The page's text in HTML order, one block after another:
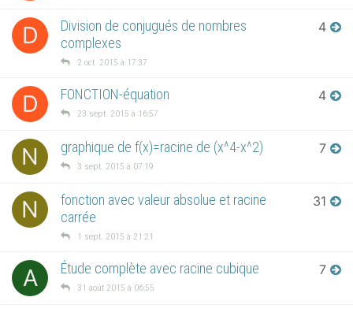
D
Division de conjugués de nombres
complexes
2 oct. 2015 à 17:37
4
D FONCTION-équation
23 sept. 2015 à 16:57
4
N graphique de f(x)=racine de (x^4-x^2)
3 sept. 2015 à 07:19
7
N
fonction avec valeur absolue et racine
carrée
1 sept. 2015 à 21:21
31
A Étude complète avec racine cubique
31 août 2015 à 06:55
7